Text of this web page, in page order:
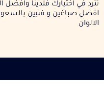
تترد في اختيارك فلدينا وافضل
افضل صباغين و فنيين
الالوان